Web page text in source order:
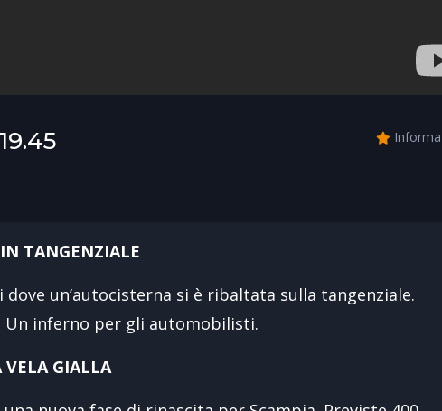
TANGENZIALE
un’autocisterna si è ribaltata sulla tangenziale.
inferno per gli automobilisti.
VELA GIALLA